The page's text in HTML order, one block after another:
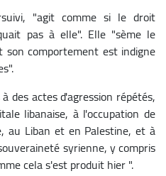
"agit comme si le droit
pas à elle". Elle "sème le
comportement est indigne
des actes d'agression répétés,
libanaise, à l'occupation de
au Liban et en Palestine, et à
syrienne, y compris
cela s'est produit hier ".